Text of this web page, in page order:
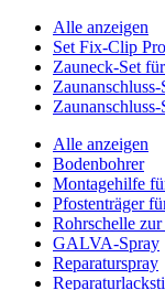
Alle anzeigen
Set Fix-Clip
Zauneck-Set
Alle anzeigen
Bodenbohrer
Montagehilfe
Pfostenträger
Rohrschelle
GALVA-Spray
Reparaturspray